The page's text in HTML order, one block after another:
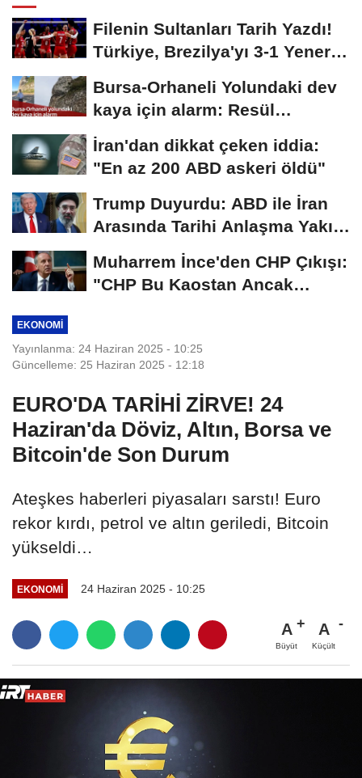
Filenin Sultanları Tarih Yazdı!
Türkiye, Brezilya'yı 3-1 Yenerek
Bursa-Orhaneli Yolundaki dev
kaya için alarm: Resül
Kaplan'dan yetkililere...
İran'dan dikkat çeken iddia:
"En az 200 ABD askeri öldü"
Trump Duyurdu: ABD ile İran
Arasında Tarihi Anlaşma Yakın!
Muharrem İnce'den CHP Çıkışı:
"CHP Bu Kaostan Ancak
EKONOMI
Yayınlanma: 24 Haziran 2025 - 10:25
Güncelleme: 25 Haziran 2025 - 12:18
EURO'DA TARİHİ ZİRVE! 24
Haziran'da Döviz, Altın, Borsa ve
Bitcoin'de Son Durum
Ateşkes haberleri piyasaları sarstı! Euro
rekor kırdı, petrol ve altın geriledi, Bitcoin
yükseldi…
EKONOMI 24 Haziran 2025 - 10:25
A
Büyüt
A
Küçült